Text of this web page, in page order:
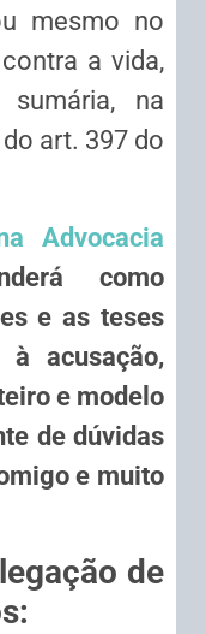
mesmo no
a vida,
na
art. 397 do
Advocacia
como
e as teses
acusação,
e modelo
de dúvidas
e muito
de